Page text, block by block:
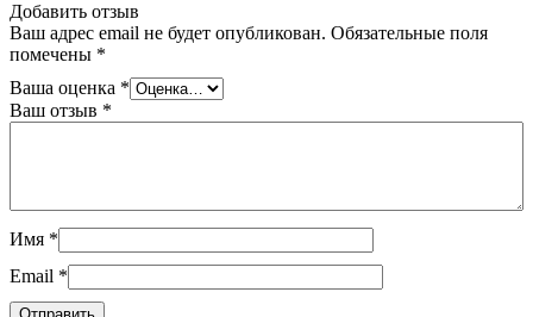
Добавить отзыв
Ваш адрес email не будет опубликован. Обязательные поля
помечены *
Ваша оценка *
Ваш отзыв *
Имя *
Email *